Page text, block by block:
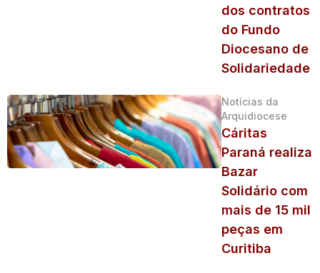
dos contratos
do Fundo
Diocesano de
Solidariedade
Notícias da
Arquidiocese
Cáritas
Paraná realiza
Bazar
Solidário com
mais de 15 mil
peças em
Curitiba